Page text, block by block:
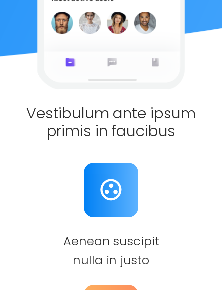
Vestibulum ante ipsum
primis in faucibus
Aenean suscipit
nulla in justo